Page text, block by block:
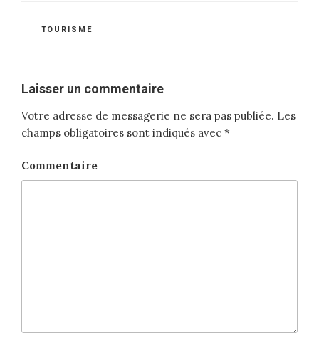
CATÉGORIES
TOURISME
Laisser un commentaire
Votre adresse de messagerie ne sera pas publiée. Les
champs obligatoires sont indiqués avec *
Commentaire